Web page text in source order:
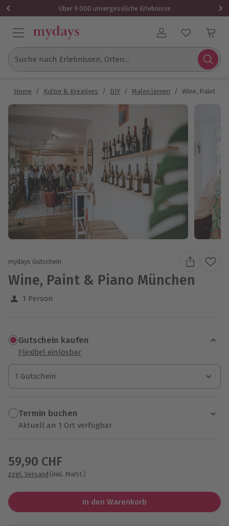
Über 9.000 unvergessliche Erlebnisse
Benutzerkonto
Suche nach Erlebnissen, Orten...
Home / Kultur & Kreatives / DIY / Malen lernen / Wine, Paint &
mydays Gutschein
Wine, Paint & Piano München
1 Person
Gutschein kaufen
Flexibel einlösbar
1 Gutschein
1 Gutschein
1 Gutschein
Termin buchen
Aktuell an 1 Ort verfügbar
59,90 CHF
zzgl. Versand (inkl. MwSt.)
In den Warenkorb